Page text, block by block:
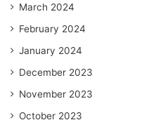
March 2024
February 2024
January 2024
December 2023
November 2023
October 2023